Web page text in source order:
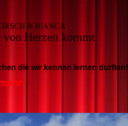
& BIANCA
Herzen kommt
die wir kennen lernen durften!